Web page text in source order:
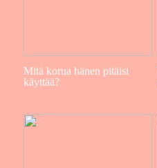
Mitä korua hänen pitäisi
käyttää?